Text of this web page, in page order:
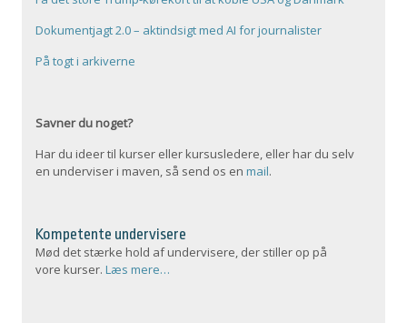
Dokumentjagt 2.0 – aktindsigt med AI for journalister
På togt i arkiverne
Savner du noget?
Har du ideer til kurser eller kursusledere, eller har du selv
en underviser i maven, så send os enmail.
Kompetente undervisere
Mød det stærke hold af undervisere, der stiller op på
vore kurser.Læs mere…